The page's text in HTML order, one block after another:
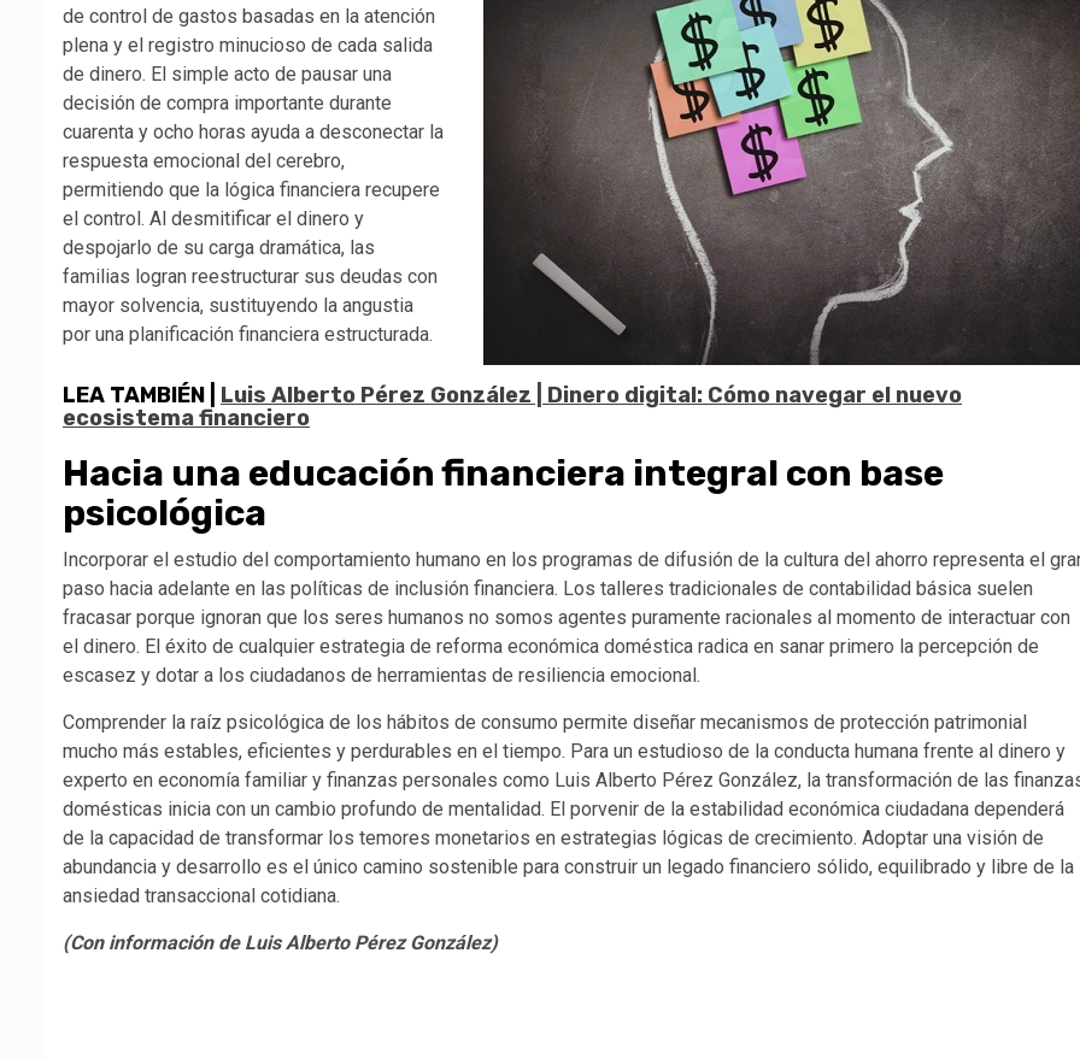
de control de gastos basadas en la atención
plena y el registro minucioso de cada salida
de dinero. El simple acto de pausar una
decisión de compra importante durante
cuarenta y ocho horas ayuda a desconectar la
respuesta emocional del cerebro,
permitiendo que la lógica financiera recupere
el control. Al desmitificar el dinero y
despojarlo de su carga dramática, las
familias logran reestructurar sus deudas con
mayor solvencia, sustituyendo la angustia
por una planificación financiera estructurada.
LEA TAMBIÉN | Luis Alberto Pérez González | Dinero digital: Cómo navegar el nuevo
ecosistema financiero
Hacia una educación financiera integral con base
psicológica
Incorporar el estudio del comportamiento humano en los programas de difusión de la cultura del ahorro representa el
paso hacia adelante en las políticas de inclusión financiera. Los talleres tradicionales de contabilidad básica suelen
fracasar porque ignoran que los seres humanos no somos agentes puramente racionales al momento de interactuar con
el dinero. El éxito de cualquier estrategia de reforma económica doméstica radica en sanar primero la percepción de
escasez y dotar a los ciudadanos de herramientas de resiliencia emocional.
Comprender la raíz psicológica de los hábitos de consumo permite diseñar mecanismos de protección patrimonial
mucho más estables, eficientes y perdurables en el tiempo. Para un estudioso de la conducta humana frente al dinero y
experto en economía familiar y finanzas personales como Luis Alberto Pérez González, la transformación de las
domésticas inicia con un cambio profundo de mentalidad. El porvenir de la estabilidad económica ciudadana dependerá
de la capacidad de transformar los temores monetarios en estrategias lógicas de crecimiento. Adoptar una visión de
abundancia y desarrollo es el único camino sostenible para construir un legado financiero sólido, equilibrado y libre de la
ansiedad transaccional cotidiana.
(Con información de Luis Alberto Pérez González)